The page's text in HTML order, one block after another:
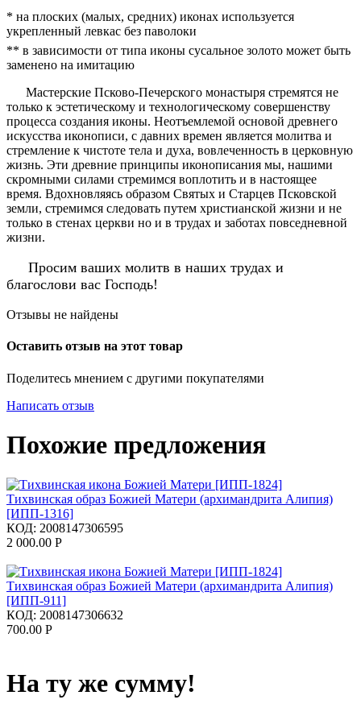
* на плоских (малых, средних) иконах используется
укрепленный левкас без паволоки
** в зависимости от типа иконы сусальное золото может быть
заменено на имитацию
Мастерские Псково-Печерского монастыря стремятся не
только к эстетическому и технологическому совершенству
процесса создания иконы. Неотъемлемой основой древнего
искусства иконописи, с давних времен является молитва и
стремление к чистоте тела и духа, вовлеченность в церковную
жизнь. Эти древние принципы иконописания мы, нашими
скромными силами стремимся воплотить и в настоящее
время. Вдохновляясь образом Святых и Старцев Псковской
земли, стремимся следовать путем христианской жизни и не
только в стенах церкви но и в трудах и заботах повседневной
жизни.
Просим ваших молитв в наших трудах и
благослови вас Господь!
Отзывы не найдены
Оставить отзыв на этот товар
Поделитесь мнением с другими покупателями
Написать отзыв
Похожие предложения
Тихвинская образ Божией Матери (архимандрита Алипия)
[ИПП-1316]
КОД: 2008147306595
2 000.00 Р
Тихвинская образ Божией Матери (архимандрита Алипия)
[ИПП-911]
КОД: 2008147306632
700.00 Р
На ту же сумму!